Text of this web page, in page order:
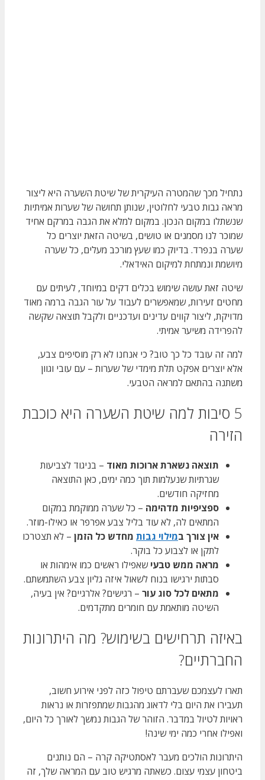
נתחיל מכך שהמטרה העיקרית של שיטת השערה היא ליצור
מראה גבות טבעי לחלוטין, שנותן תחושה של שערות אמיתיות
שנשתלו במקום הנכון. במקום למלא את הגבה במרקם אחיד
שמוכר לנו מסמנים או טושים, בשיטה הזאת יוצרים כל
שערה בנפרד. בדיוק כמו שעץ מורכב מעלים, כל שערה
מיושמת ונמתחת למיקום האידאלי.
שיטה זאת עושה שימוש בכלים דקים במיוחד, לעיתים עם
מחטים זעירות, שמאפשרים לעבוד על עור הגבה ברמה מאוד
מדויקת, ליצור קווים עדינים ועדכניים ולקבל תוצאה שקשה
להפרידה משיער אמיתי.
למה זה עובד כל כך טוב? כי אנחנו לא רק מוסיפים צבע,
אלא יוצרים אפקט תלת מימדי של שערות – עם עובי וגוון
משתנה בהתאם למראה הטבעי.
5 סיבות למה שיטת השערה היא כוכבת
הזירה
תוצאה נשארת ארוכות מאוד – בניגוד לצביעות
שגרתיות שנעלמות תוך כמה ימים, כאן התוצאה
מחזיקה חודשים.
ספציפיות מדהימה – כל שערה ממוקמת במקום
המתאים לה, לא עוד בליל צבע אפרפר או כאילו-מוזר.
אין צורך במילוי גבות מחדש כל הזמן – לא תצטרכו
לתקן או לצבוע כל בוקר.
מראה ממש טבעישאפילו ראשים כמו אימהות או
סבתות ירגישו בנוח לשאול איזה גליון צבע השתמשתם.
מתאים לכל סוג עור – רגישים? אלרגיים? אין בעיה,
השיטה מותאמת עם חומרים מתקדמים.
באיזה תרחישים בשימוש? מה היתרונות
החברתיים?
תארו לעצמכם שעברתם טיפול כזה לפני אירוע חשוב,
תעבירו את היום בלי לדאוג מהגבות שמתפזרות או נראות
ראויות לטיול במדבר. הזוהר של הגבות נמשך לאורך כל היום,
ואפילו אחרי כמה ימי שינה!
היתרונות הולכים מעבר לאסתטיקה קרה – הם נותנים
ביטחון עצמי עצום. כשאתה מרגיש טוב עם המראה שלך, זה